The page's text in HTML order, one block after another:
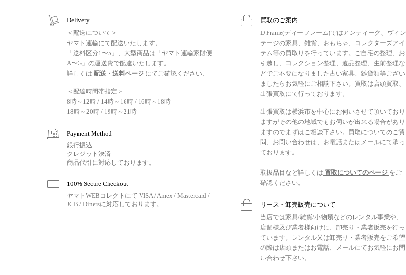
Delivery
＜配送について＞
ヤマト運輸にて配送いたします。
「送料区分1〜5」、大型商品は「ヤマト運輸家財便
A〜G」の運送費で配達いたします。
詳しくは 配送・送料ページ にてご確認ください。
＜配達時間帯指定＞
8時～12時 / 14時～16時 / 16時～18時
18時～20時 / 19時～21時
Payment Method
銀行振込
クレジット決済
商品代引に対応しております。
100% Secure Checkout
ヤマトWEBコレクトにて VISA / Amex / Mastercard /
JCB / Dinersに対応しております。
買取のご案内
D-Frame(ディーフレーム)ではアンティーク、ヴィン
テージの家具、雑貨、おもちゃ、コレクターズアイ
テム等の買取りを行っています。ご自宅の整理、お
引越し、コレクション整理、遺品整理、生前整理な
どでご不要になりました古い家具、雑貨類等ござい
ましたらお気軽にご相談下さい。買取は店頭買取、
出張買取にて行っております。
出張買取は横浜市を中心にお伺いさせて頂いており
ますがその他の地域でもお伺いが出来る場合があり
ますのでまずはご相談下さい。買取についてのご質
問、お問い合わせは、お電話またはメールにて承っ
ております。
取扱品目など詳しくは 買取についてのページ をご
確認ください。
リース・卸売販売について
当店では家具/雑貨/小物類などのレンタル事業や、
店舗様及び業者様向けに、卸売り・業者販売を行っ
ています。レンタル又は卸売り・業者販売をご希望
の際は店頭またはお電話、メールにてお気軽にお問
い合わせ下さい。